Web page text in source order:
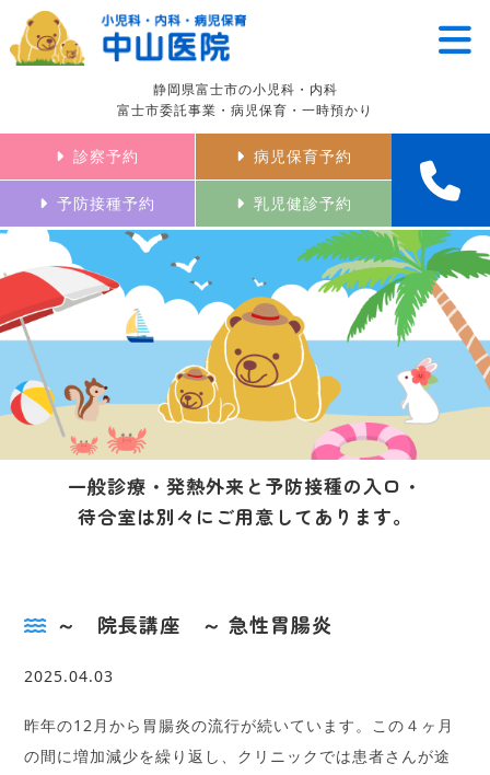
静岡県富士市の小児科・内科
富士市委託事業・病児保育・一時預かり
診察予約 病児保育予約
予防接種予約 乳児健診予約
一般診療・発熱外来と予防接種の入口・
待合室は別々にご用意してあります。
～ 院長講座 ～ 急性胃腸炎
2025.04.03
昨年の12月から胃腸炎の流行が続いています。この４ヶ月
の間に増加減少を繰り返し、クリニックでは患者さんが途